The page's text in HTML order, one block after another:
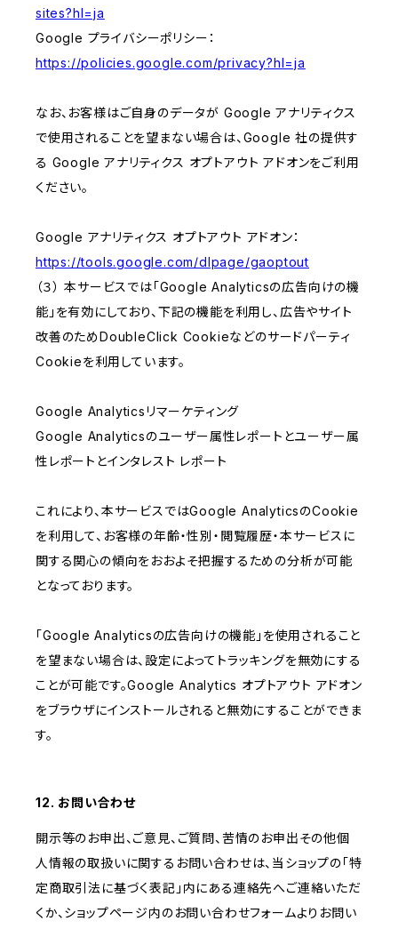
sites?hl=ja
Google プライバシーポリシー：
https://policies.google.com/privacy?hl=ja
なお、お客様はご自身のデータが Google アナリティクス
で使用されることを望まない場合は、Google 社の提供す
る Google アナリティクス オプトアウト アドオンをご利用
ください。
Google アナリティクス オプトアウト アドオン：
https://tools.google.com/dlpage/gaoptout
（３） 本サービスでは「Google Analyticsの広告向けの機
能」を有効にしており、下記の機能を利用し、広告やサイト
改善のためDoubleClick Cookieなどのサードパーティ
Cookieを利用しています。
Google Analyticsリマーケティング
Google Analyticsのユーザー属性レポートとユーザー属
性レポートとインタレスト レポート
これにより、本サービスではGoogle AnalyticsのCookie
を利用して、お客様の年齢・性別・閲覧履歴・本サービスに
関する関心の傾向をおおよそ把握するための分析が可能
となっております。
「Google Analyticsの広告向けの機能」を使用されること
を望まない場合は、設定によってトラッキングを無効にする
ことが可能です。Google Analytics オプトアウト アドオン
をブラウザにインストールされると無効にすることができま
す。
12. お問い合わせ
開示等のお申出、ご意見、ご質問、苦情のお申出その他個
人情報の取扱いに関するお問い合わせは、当ショップの「特
定商取引法に基づく表記」内にある連絡先へご連絡いただ
くか、ショップページ内のお問い合わせフォームよりお問い